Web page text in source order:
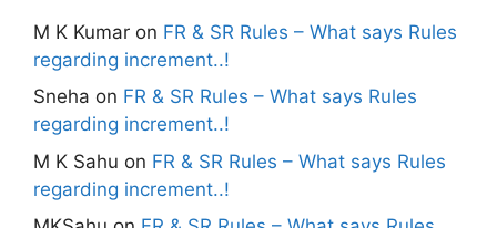
M K Kumar on FR & SR Rules – What says Rules
regarding increment..!
Sneha on FR & SR Rules – What says Rules
regarding increment..!
M K Sahu on FR & SR Rules – What says Rules
regarding increment..!